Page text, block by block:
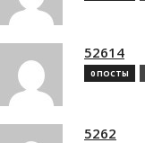
52614
0 ПОСТЫ
5262